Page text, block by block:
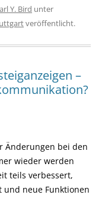
Y. Bird unter
veröffentlicht.
–
Änderungen bei den
wieder werden
teils verbessert,
neue Funktionen